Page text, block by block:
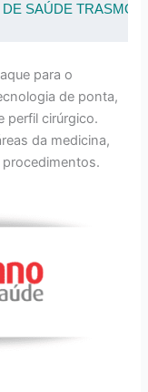
SAÚDE
para o
de ponta,
perfil cirúrgico.
da medicina,